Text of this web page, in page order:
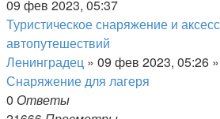
09 фев 2023, 05:37
Туристическое снаряжение и
автопутешествий
Ленинградец » 09 фев 2023, 05:26
Снаряжение для лагеря
0 Ответы